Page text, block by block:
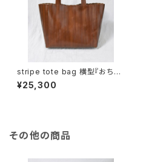
stripe tote bag 横型『おち
ば』( brown )
¥25,300
その他の商品